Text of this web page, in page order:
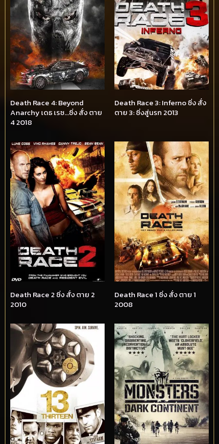
Death Race 4: Beyond
Anarchy เดธ เรซ…ซิ่ง สั่ง ตาย
4 2018
Death Race 3: Inferno ซิ่ง สั่ง
ตาย 3: ซิ่งสู่นรก 2013
Death Race 2 ซิ่ง สั่ง ตาย 2
2010
Death Race 1 ซิ่ง สั่ง ตาย 1
2008